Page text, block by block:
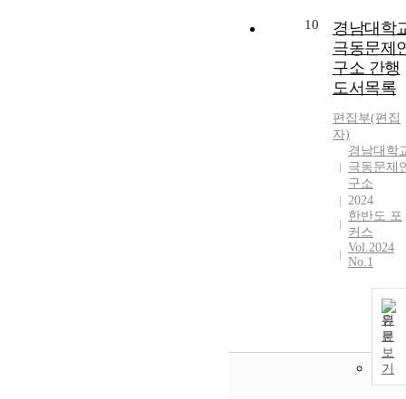
10
경남대학
극동문제
구소 간행
도서목록
편집부(편집
자)
경남대학
극동문제
구소
2024
한반도 포
커스
Vol.2024
No.1
원
문
보
기